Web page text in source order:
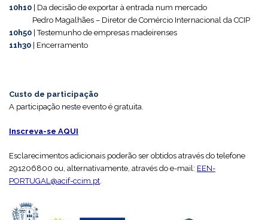
10h10 | Da decisão de exportar à entrada num mercado
Pedro Magalhães – Diretor de Comércio Internacional da CCIP
10h50 | Testemunho de empresas madeirenses
11h30 | Encerramento
Custo de participação
A participação neste evento é gratuita.
Inscreva-se AQUI
Esclarecimentos adicionais poderão ser obtidos através do telefone
291206800 ou, alternativamente, através do e-mail: EEN-
PORTUGAL@acif-ccim.pt